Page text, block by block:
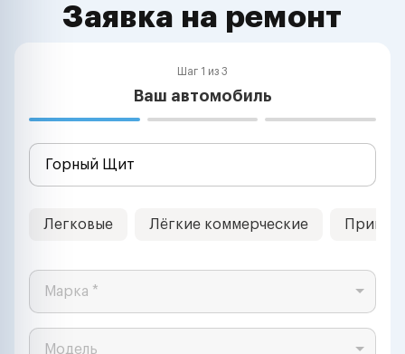
Заявка на ремонт
Шаг 1 из 3
Ваш автомобиль
Легковые Лёгкие коммерческие
Марка *
Модель